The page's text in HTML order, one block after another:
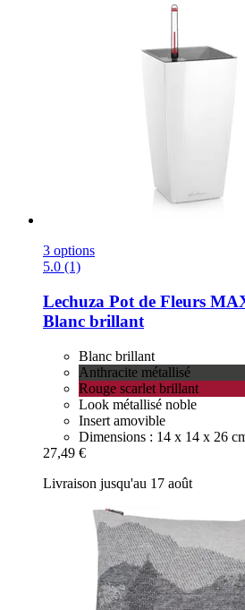
3 options
5.0 (1)
Lechuza Pot de Fleurs
Blanc brillant
Blanc brillant
Anthracite métallisé
Rouge scarlet brillant
Look métallisé noble
Insert amovible
Dimensions : 14 x 14 x 26
27,49 €
Livraison jusqu'au 17 août